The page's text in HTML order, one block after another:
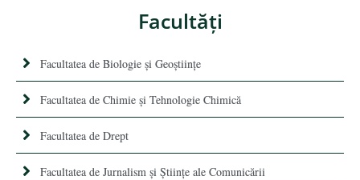
Facultăţi
Facultatea de Biologie și Geoștiințe
Facultatea de Chimie şi Tehnologie Chimică
Facultatea de Drept
Facultatea de Jurnalism şi Ştiinţe ale Comunicării